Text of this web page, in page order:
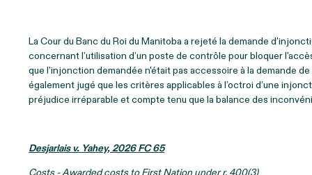
La Cour du Banc du Roi du Manitoba a rejeté la demande
concernant l’utilisation d’un poste de contrôle pour bloquer
que l'injonction demandée n'était pas accessoire à la demande
également jugé que les critères applicables à l’octroi d’une
préjudice irréparable et compte tenu que la balance des
Desjarlais v. Yahey, 2026 FC 65